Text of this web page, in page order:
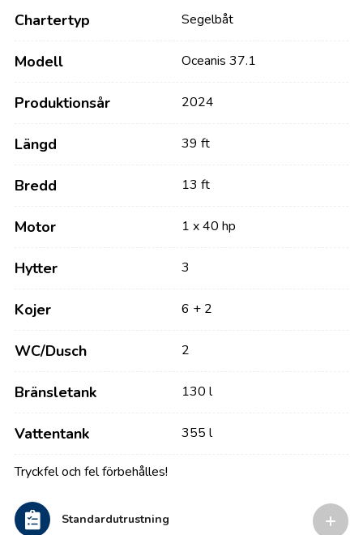
Chartertyp Segelbåt
Modell Oceanis 37.1
Produktionsår 2024
Längd 39 ft
Bredd 13 ft
Motor 1 x 40 hp
Hytter 3
Kojer 6 + 2
WC/Dusch 2
Bränsletank 130 l
Vattentank 355 l
Tryckfel och fel förbehålles!
Standardutrustning